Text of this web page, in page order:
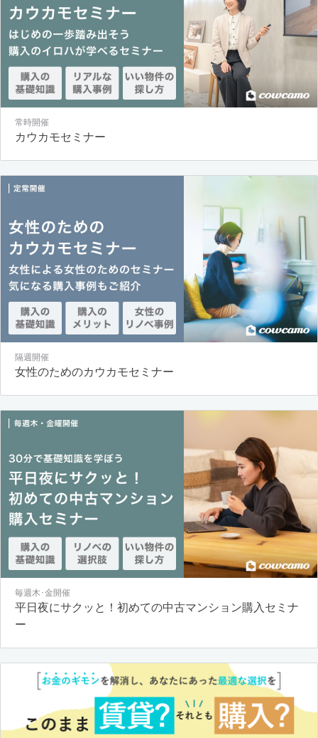
常時開催
カウカモセミナー
隔週開催
女性のためのカウカモセミナー
毎週木･金開催
平日夜にサクッと！初めての中古マンション購入セミナ
ー